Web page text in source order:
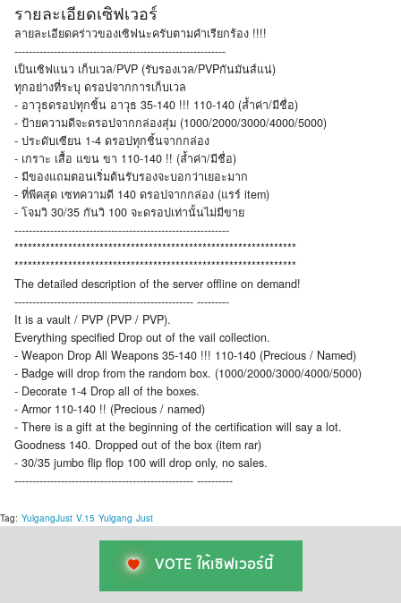
รายละเอียดเซิฟเวอร์
ลายละเอียดคร่าวของเซิฟนะครับตามคำเรียกร้อง !!!!
-----------------------------------------------------------
เป็นเซิฟแนว เก็บเวล/PVP (รับรองเวล/PVPกันมันส์แน่)
ทุกอย่างที่ระบุ ดรอปจากการเก็บเวล
- อาวุธดรอปทุกชิ้น อาวุธ 35-140 !!! 110-140 (ล้ำค่า/มีชื่อ)
- ป้ายความดีจะดรอปจากกล่องสุ่ม (1000/2000/3000/4000/5000)
- ประดับเซียน 1-4 ดรอปทุกชิ้นจากกล่อง
- เกราะ เสื้อ แขน ขา 110-140 !! (ล้ำค่า/มีชื่อ)
- มีของแถมตอนเริ่มต้นรับรองจะบอกว่าเยอะมาก
- ที่พีคสุด เซทความดี 140 ดรอปจากกล่อง (แรร์ item)
- โจมวิ 30/35 กันวิ 100 จะดรอปเท่านั้นไม่มีขาย
------------------------------------------------------------
***************************************************************
***************************************************************
The detailed description of the server offline on demand!
-------------------------------------------------- ---------
It is a vault / PVP (PVP / PVP).
Everything specified Drop out of the vail collection.
- Weapon Drop All Weapons 35-140 !!! 110-140 (Precious / Named)
- Badge will drop from the random box. (1000/2000/3000/4000/5000)
- Decorate 1-4 Drop all of the boxes.
- Armor 110-140 !! (Precious / named)
- There is a gift at the beginning of the certification will say a lot.
Goodness 140. Dropped out of the box (item rar)
- 30/35 jumbo flip flop 100 will drop only, no sales.
-------------------------------------------------- ----------
Tag: YulgangJust V.15 Yulgang Just
VOTE ให้เซิฟเวอร์นี้